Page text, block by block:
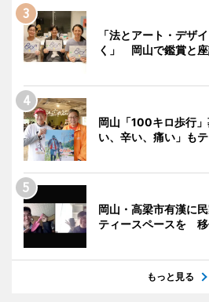
「法とアート・デザ
く」 岡山で鑑賞と
岡山「100キロ歩行
い、辛い、痛い」も
岡山・高梁市有漢に
ティースペースを
もっと見る